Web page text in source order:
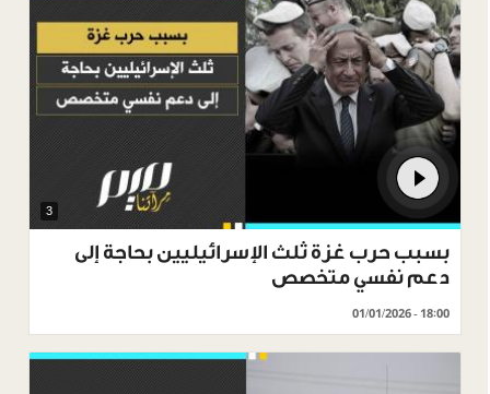
3
بسبب حرب غزة ثلث الإسرائيليين بحاجة إلى
دعم نفسي متخصص
01/01/2026 - 18:00